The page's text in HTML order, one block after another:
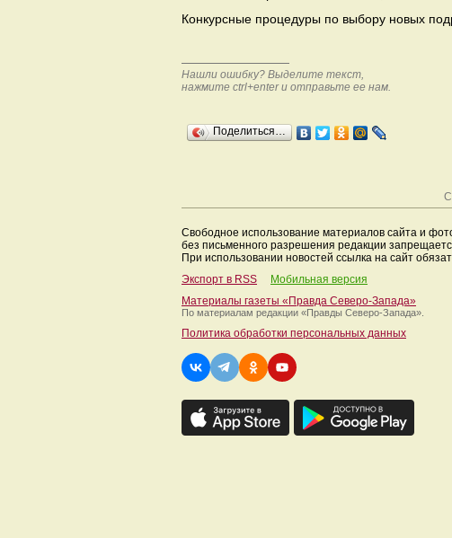
Конкурсные процедуры по выбору новых
Нашли ошибку? Выделите текст,
нажмите ctrl+enter и отправьте ее нам.
Поделиться…
Свободное использование материалов сайта и
без письменного разрешения редакции
При использовании новостей ссылка на сайт
Экспорт в RSS
Мобильная версия
Материалы газеты «Правда Северо-Запада»
По материалам редакции «Правды Северо-Запада».
Политика обработки персональных данных